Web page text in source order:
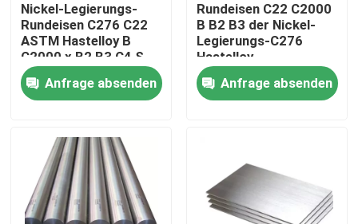
Haus
Produkte
Über uns
Nickel-Legierungs-
Rundeisen C276 C22
ASTM Hastelloy B
C2000 x B2 B3 C4 S
G35 polierte Stange
Anfrage absenden
Rundeisen C22 C2000
B B2 B3 der Nickel-
Legierungs-C276
Hastelloy
Anfrage absenden